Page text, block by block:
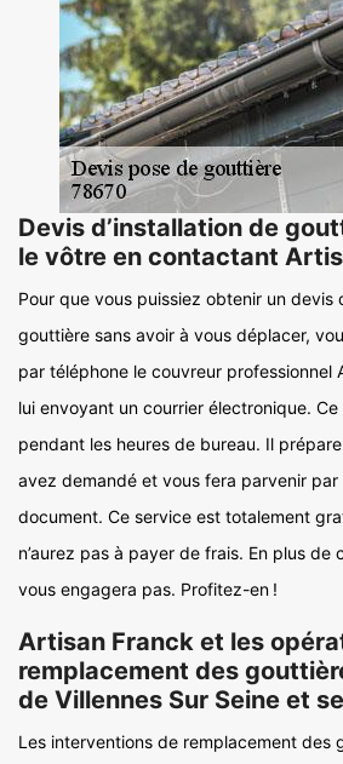
Devis d’installation de
le vôtre en contactant
Pour que vous puissiez obtenir un devis
gouttière sans avoir à vous déplacer,
par téléphone le couvreur professionnel
lui envoyant un courrier électronique.
pendant les heures de bureau. Il
avez demandé et vous fera parvenir
document. Ce service est totalement
n’aurez pas à payer de frais. En plus de
vous engagera pas. Profitez-en !
Artisan Franck et les
remplacement des
de Villennes Sur Seine et
Les interventions de remplacement des